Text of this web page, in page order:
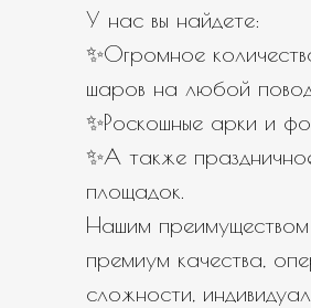
Далее →
У нас вы найдете:
✨Огромное
шаров на любой
✨Роскошные арки и
✨А также
площадок.
Нашим преимуществом
премиум качества,
сложности,